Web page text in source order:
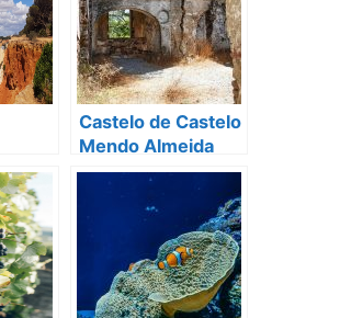
der
Castelo de Castelo
Mendo Almeida